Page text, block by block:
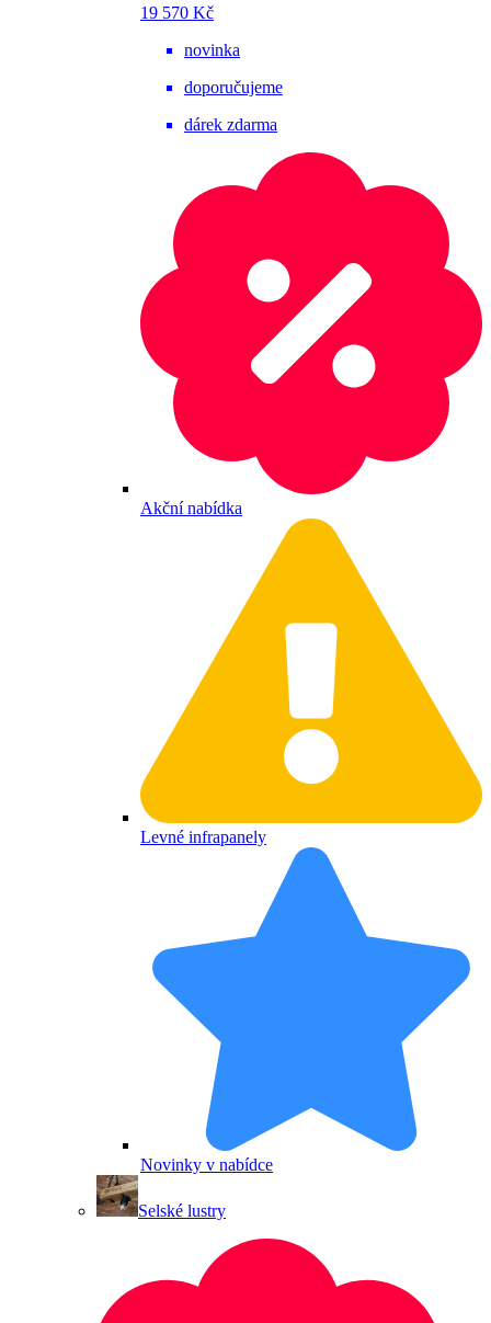
19 570 Kč
novinka
doporučujeme
dárek zdarma
Akční nabídka
Levné infrapanely
Novinky v nabídce
Selské lustry